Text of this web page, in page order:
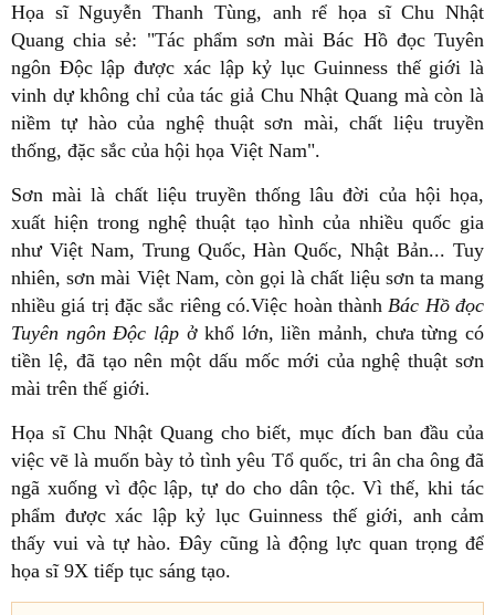
Họa sĩ Nguyễn Thanh Tùng, anh rể họa sĩ Chu Nhật
Quang chia sẻ: "Tác phẩm sơn mài Bác Hồ đọc Tuyên
ngôn Độc lập được xác lập kỷ lục Guinness thế giới là
vinh dự không chỉ của tác giả Chu Nhật Quang mà còn là
niềm tự hào của nghệ thuật sơn mài, chất liệu truyền
thống, đặc sắc của hội họa Việt Nam".
Sơn mài là chất liệu truyền thống lâu đời của hội họa,
xuất hiện trong nghệ thuật tạo hình của nhiều quốc gia
như Việt Nam, Trung Quốc, Hàn Quốc, Nhật Bản... Tuy
nhiên, sơn mài Việt Nam, còn gọi là chất liệu sơn ta mang
nhiều giá trị đặc sắc riêng có.Việc hoàn thànhBác Hồ đọc
Tuyên ngôn Độc lậpở khổ lớn, liền mảnh, chưa từng có
tiền lệ, đã tạo nên một dấu mốc mới của nghệ thuật sơn
mài trên thế giới.
Họa sĩ Chu Nhật Quang cho biết, mục đích ban đầu của
việc vẽ là muốn bày tỏ tình yêu Tổ quốc, tri ân cha ông đã
ngã xuống vì độc lập, tự do cho dân tộc. Vì thế, khi tác
phẩm được xác lập kỷ lục Guinness thế giới, anh cảm
thấy vui và tự hào. Đây cũng là động lực quan trọng để
họa sĩ 9X tiếp tục sáng tạo.